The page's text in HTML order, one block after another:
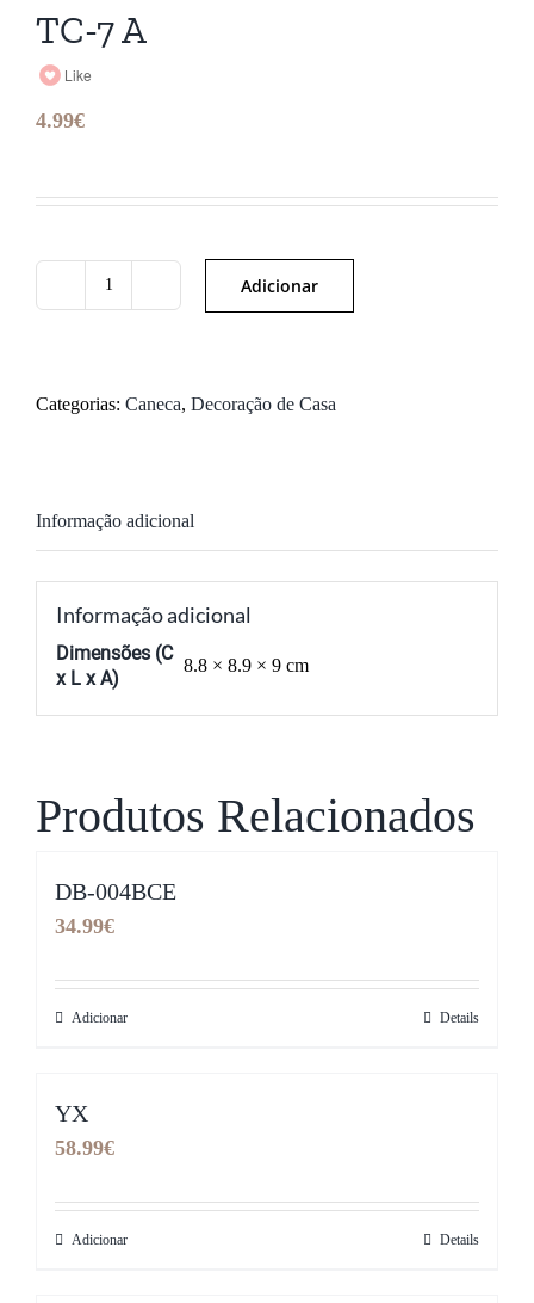
TC-7 A
Like
4.99€
7
Adicionar
Categorias: Caneca, Decoração de Casa
Informação adicional
Informação adicional
Dimensões (C
x L x A)
8.8 × 8.9 × 9 cm
Produtos Relacionados
DB-004BCE
34.99€
Adicionar Details
YX
58.99€
Adicionar Details